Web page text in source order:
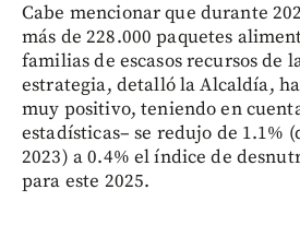
Cabe mencionar que durante
más de 228.000 paquetes
familias de escasos recursos de
estrategia, detalló la Alcaldía,
muy positivo, teniendo en
estadísticas– se redujo de 1.1%
2023) a 0.4% el índice de
para este 2025.